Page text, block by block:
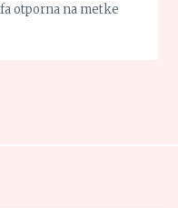
otporna na metke